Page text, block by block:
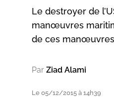
Le destroyer de
manœuvres
de ces manœuvres
Par Ziad Alami
Le 05/12/2015 à 14h39